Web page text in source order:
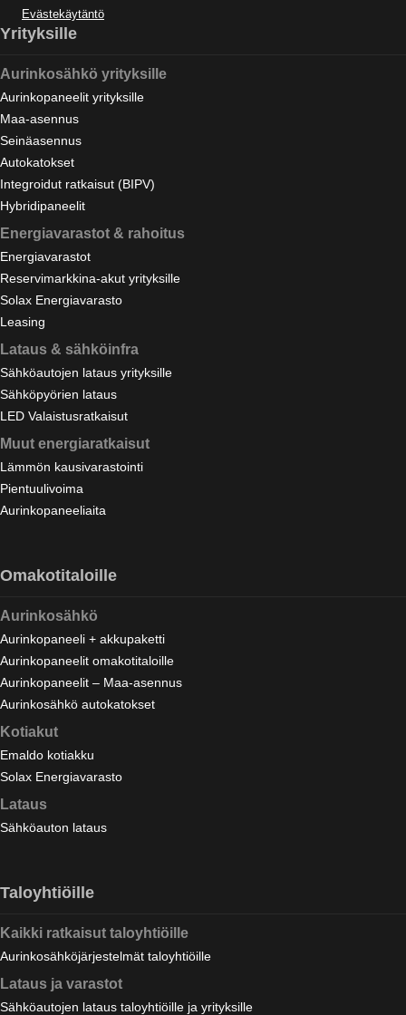
Evästekäytäntö
Yrityksille
Aurinkosähkö yrityksille
Aurinkopaneelit yrityksille
Maa-asennus
Seinäasennus
Autokatokset
Integroidut ratkaisut (BIPV)
Hybridipaneelit
Energiavarastot & rahoitus
Energiavarastot
Reservimarkkina-akut yrityksille
Solax Energiavarasto
Leasing
Lataus & sähköinfra
Sähköautojen lataus yrityksille
Sähköpyörien lataus
LED Valaistusratkaisut
Muut energiaratkaisut
Lämmön kausivarastointi
Pientuulivoima
Aurinkopaneeliaita
Omakotitaloille
Aurinkosähkö
Aurinkopaneeli + akkupaketti
Aurinkopaneelit omakotitaloille
Aurinkopaneelit – Maa-asennus
Aurinkosähkö autokatokset
Kotiakut
Emaldo kotiakku
Solax Energiavarasto
Lataus
Sähköauton lataus
Taloyhtiöille
Kaikki ratkaisut taloyhtiöille
Aurinkosähköjärjestelmät taloyhtiöille
Lataus ja varastot
Sähköautojen lataus taloyhtiöille ja yrityksille